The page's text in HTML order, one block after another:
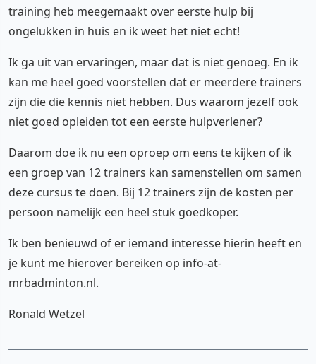
training heb meegemaakt over eerste hulp bij
ongelukken in huis en ik weet het niet echt!
Ik ga uit van ervaringen, maar dat is niet genoeg. En ik
kan me heel goed voorstellen dat er meerdere trainers
zijn die die kennis niet hebben. Dus waarom jezelf ook
niet goed opleiden tot een eerste hulpverlener?
Daarom doe ik nu een oproep om eens te kijken of ik
een groep van 12 trainers kan samenstellen om samen
deze cursus te doen. Bij 12 trainers zijn de kosten per
persoon namelijk een heel stuk goedkoper.
Ik ben benieuwd of er iemand interesse hierin heeft en
je kunt me hierover bereiken op info-at-
mrbadminton.nl.
Ronald Wetzel